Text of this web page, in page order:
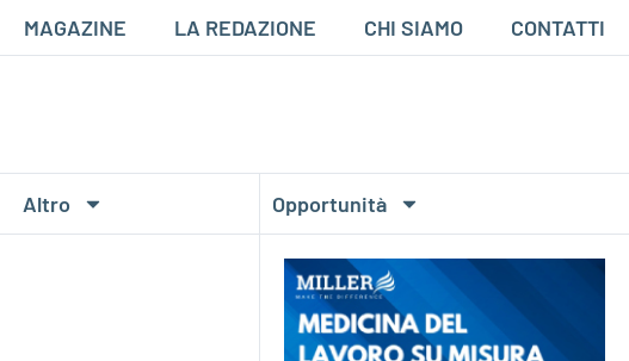
MAGAZINE LA REDAZIONE CHI SIAMO CONTATTI
Altro Opportunità